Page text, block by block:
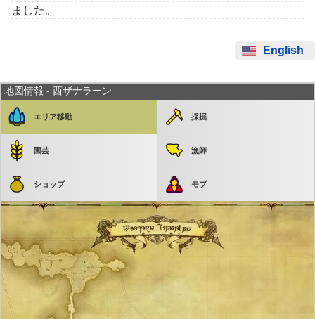
ました。
English
地図情報 - 西ザナラーン
エリア移動 採掘
園芸 漁師
ショップ モブ